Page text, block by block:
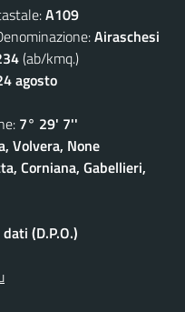
A109
Airaschesi
(ab/kmq.)
agosto
7° 29' 7''
Volvera, None
Corniana, Gabellieri,
(D.P.O.)